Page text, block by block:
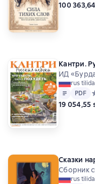
100
Кантри.
ИД
rus tilida
Matn
PDF
PDF
19 054,55
Сказки
Сборник
rus tilida